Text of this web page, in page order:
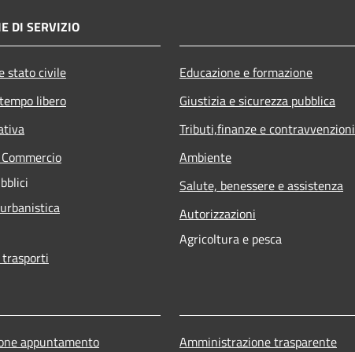
DI SERVIZIO
stato civile
libero
Educazione e formazione
Giustizia e sicurezza pubblica
Tributi,finanze e contravvenzioni
Ambiente
Salute, benessere e assistenza
Autorizzazioni
Agricoltura e pesca
appuntamento Amministrazione trasparente